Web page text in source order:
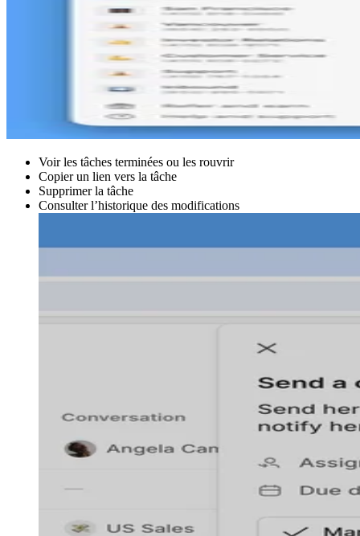
Voir les tâches terminées ou les rouvrir
Copier un lien vers la tâche
Supprimer la tâche
Consulter l’historique des modifications